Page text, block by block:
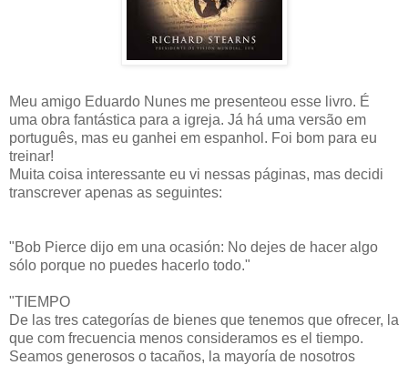
Meu amigo Eduardo Nunes me presenteou esse livro. É
uma obra fantástica para a igreja. Já há uma versão em
português, mas eu ganhei em espanhol. Foi bom para eu
treinar!
Muita coisa interessante eu vi nessas páginas, mas decidi
transcrever apenas as seguintes:
"Bob Pierce dijo em una ocasión: No dejes de hacer algo
sólo porque no puedes hacerlo todo."
"TIEMPO
De las tres categorías de bienes que tenemos que ofrecer, la
que com frecuencia menos consideramos es el tiempo.
Seamos generosos o tacaños, la mayoría de nosotros